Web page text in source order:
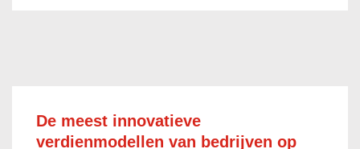
De meest innovatieve
verdienmodellen van bedrijven op